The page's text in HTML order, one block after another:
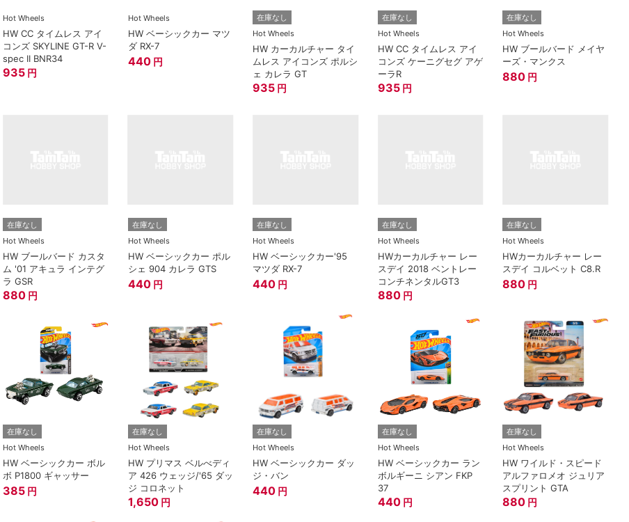
Hot Wheels
HW CC タイムレス アイ
コンズ SKYLINE GT-R V-
spec II BNR34
935 円
Hot Wheels
HW ベーシックカー マツ
ダ RX-7
440 円
在庫なし
Hot Wheels
HW カーカルチャー タイ
ムレス アイコンズ ポルシ
ェ カレラ GT
935 円
在庫なし
Hot Wheels
HW CC タイムレス アイ
コンズ ケーニグセグ アゲ
ーラR
935 円
在庫なし
Hot Wheels
HW ブールバード メイヤ
ーズ・マンクス
880 円
在庫なし
Hot Wheels
HW ブールバード カスタ
ム '01 アキュラ インテグ
ラ GSR
880 円
在庫なし
Hot Wheels
HW ベーシックカー ポル
シェ 904 カレラ GTS
440 円
在庫なし
Hot Wheels
HW ベーシックカー'95
マツダ RX-7
440 円
在庫なし
Hot Wheels
HWカーカルチャー レー
スデイ 2018 ベントレー
コンチネンタルGT3
880 円
在庫なし
Hot Wheels
HWカーカルチャー レー
スデイ コルベット C8.R
880 円
在庫なし
Hot Wheels
HW ベーシックカー ボル
ボ P1800 ギャッサー
385 円
在庫なし
Hot Wheels
HW プリマス ベルべディ
ア 426 ウェッジ/'65 ダッ
ジ コロネット
1,650 円
在庫なし
Hot Wheels
HW ベーシックカー ダッ
ジ・バン
440 円
在庫なし
Hot Wheels
HW ベーシックカー ラン
ボルギーニ シアン FKP
37
440 円
在庫なし
Hot Wheels
HW ワイルド・スピード
アルファロメオ ジュリア
スプリント GTA
880 円